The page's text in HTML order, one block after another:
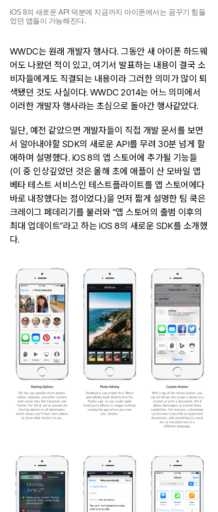
iOS 8의 새로운 API 덕분에 지금까지 아이폰에서는 꿈꾸기 힘들
었던 앱들이 가능해진다.
WWDC는 원래 개발자 행사다. 그동안 새 아이폰 하드웨
어도 나왔던 적이 있고, 여기서 발표하는 내용이 결국 소
비자들에게도 직결되는 내용이라 그러한 의미가 많이 퇴
색됐던 것도 사실이다. WWDC 2014는 어느 의미에서
이러한 개발자 행사라는 초심으로 돌아간 행사같았다.
일단, 예전 같았으면 개발자들이 직접 개발 문서를 보면
서 알아내야할 SDK의 새로운 API를 무려 30분 넘게 할
애하며 설명했다. iOS 8의 앱 스토어에 추가될 기능들
(이 중 인상깊었던 것은 올해 초에 애플이 산 모바일 앱
베타 테스트 서비스인 테스트플라이트를 앱 스토어에다
바로 내장했다는 점이었다.)을 먼저 짧게 설명한 팀 쿡은
크레이그 페데리기를 불러와 “앱 스토어의 출범 이후의
최대 업데이트”라고 하는 iOS 8의 새로운 SDK를 소개했
다.